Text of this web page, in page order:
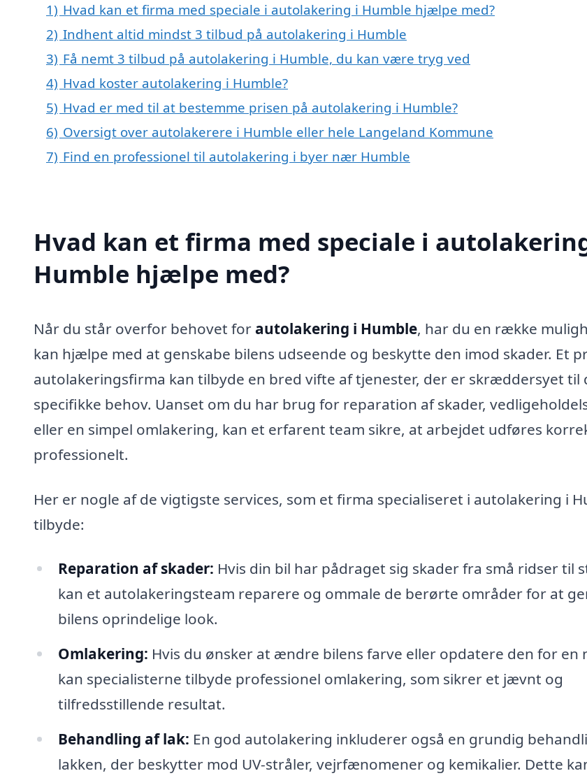
1) Hvad kan et firma med speciale i autolakering i Humble hjælpe med?
2) Indhent altid mindst 3 tilbud på autolakering i Humble
3) Få nemt 3 tilbud på autolakering i Humble, du kan være tryg ved
4) Hvad koster autolakering i Humble?
5) Hvad er med til at bestemme prisen på autolakering i Humble?
6) Oversigt over autolakerere i Humble eller hele Langeland Kommune
7) Find en professionel til autolakering i byer nær Humble
Hvad kan et firma med speciale i
Humble hjælpe med?
Når du står overfor behovet for autolakering i Humble, har du en række
kan hjælpe med at genskabe bilens udseende og beskytte den imod skader. Et
autolakeringsfirma kan tilbyde en bred vifte af tjenester, der er skræddersyet til
specifikke behov. Uanset om du har brug for reparation af skader,
eller en simpel omlakering, kan et erfarent team sikre, at arbejdet udføres
professionelt.
Her er nogle af de vigtigste services, som et firma specialiseret i autolakering i
tilbyde:
Reparation af skader: Hvis din bil har pådraget sig skader fra små ridser til
kan et autolakeringsteam reparere og ommale de berørte områder for at
bilens oprindelige look.
Omlakering: Hvis du ønsker at ændre bilens farve eller opdatere den for en
kan specialisterne tilbyde professionel omlakering, som sikrer et jævnt og
tilfredsstillende resultat.
Behandling af lak: En god autolakering inkluderer også en grundig
lakken, der beskytter mod UV-stråler, vejrfænomener og kemikalier. Dette